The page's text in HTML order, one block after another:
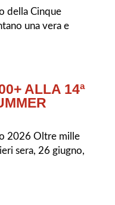
della Cinque
una vera e
ALLA 14ª
2026 Oltre mille
sera, 26 giugno,